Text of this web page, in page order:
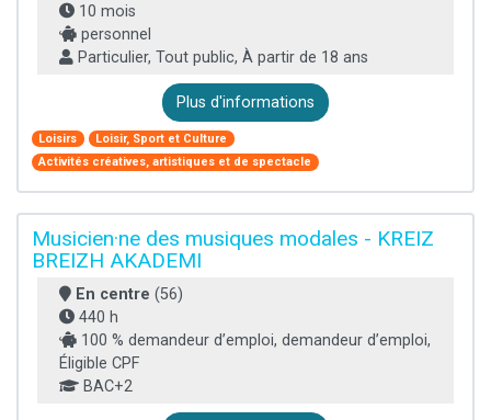
10 mois
personnel
Particulier, Tout public, À partir de 18 ans
Plus d'informations
Loisirs
Loisir, Sport et Culture
Activités créatives, artistiques et de spectacle
Musicien·ne des musiques modales - KREIZ
BREIZH AKADEMI
En centre (56)
440 h
100 % demandeur d’emploi, demandeur d’emploi,
Éligible CPF
BAC+2